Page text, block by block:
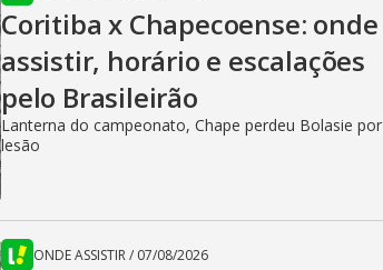
Coritiba x Chapecoense: onde
assistir, horário e escalações
pelo Brasileirão
Lanterna do campeonato, Chape perdeu Bolasie por
lesão
ONDE ASSISTIR/ 07/08/2026